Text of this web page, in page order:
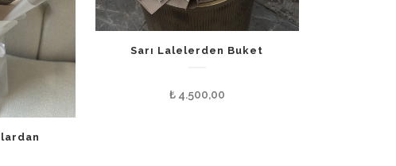
Sarı Lalelerden Buket
₺4.500,00